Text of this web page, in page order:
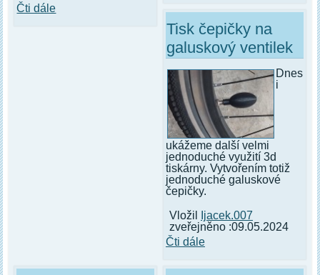
Čti dále
Tisk čepičky na
galuskový ventilek
Dnes
i
ukážeme další velmi
jednoduché využití 3d
tiskárny. Vytvořením totiž
jednoduché galuskové
čepičky.
Vložil
Ijacek.007
zveřejněno :09.05.2024
Čti dále